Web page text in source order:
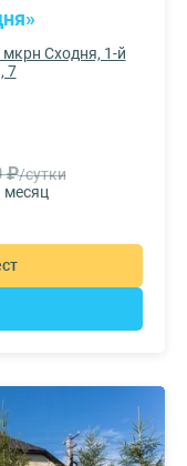
Сходня, 1-й
7
₽/сутки
месяц